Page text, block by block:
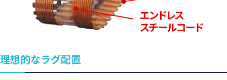
理想的なラグ配置